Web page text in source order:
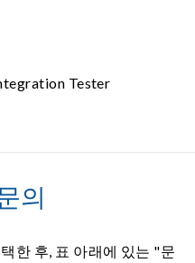
의
한 후, 표 아래에 있는 "문